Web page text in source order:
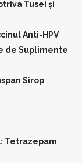
Tusei și
Anti-HPV
de Suplimente
Sirop
Tetrazepam